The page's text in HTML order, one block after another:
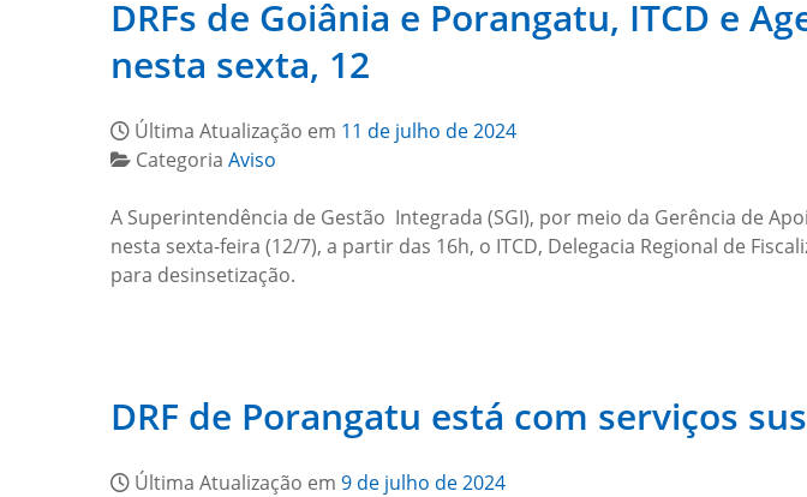
DRFs de Goiânia e Porangatu, ITCD e
nesta sexta, 12
Última Atualização em 11 de julho de 2024
Categoria Aviso
A Superintendência de Gestão Integrada (SGI), por meio da Gerência de
nesta sexta-feira (12/7), a partir das 16h, o ITCD, Delegacia Regional de
para desinsetização.
DRF de Porangatu está com serviços
Última Atualização em 9 de julho de 2024